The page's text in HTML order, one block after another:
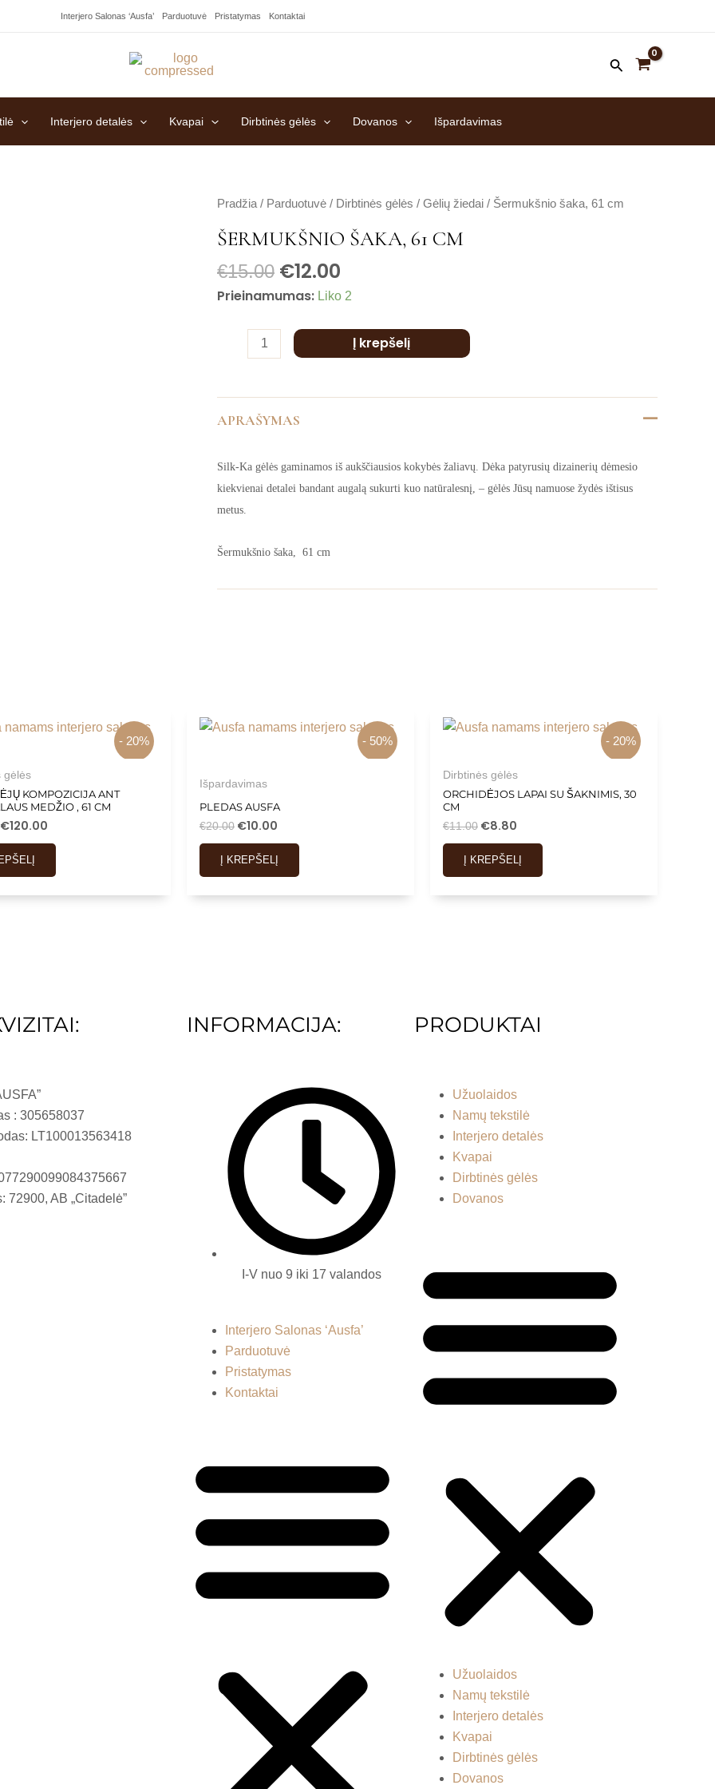
Interjero Salonas ‘Ausfa’ Parduotuvė Pristatymas Kontaktai
Interjero detalės Kvapai Dirbtinės gėlės Dovanos Išpardavimas
Pradžia / Parduotuvė / Dirbtinės gėlės / Gėlių žiedai / Šermukšnio šaka, 61 cm
ŠERMUKŠNIO ŠAKA, 61 CM
€15.00 €12.00
Prieinamumas: Liko 2
produkto
Šermukšnio
šaka,
Į krepšelį
APRAŠYMAS
Silk-Ka gėlės gaminamos iš aukščiausios kokybės žaliavų. Dėka patyrusių dizainerių dėmesio
kiekvienai detalei bandant augalą sukurti kuo natūralesnį, – gėlės Jūsų namuose žydės ištisus
metus.
Šermukšnio šaka, 61 cm
- 20%
gėlės
KOMPOZICIJA ANT
MEDŽIO , 61 CM
€120.00
- 50%
Išpardavimas
PLEDAS AUSFA
€20.00 €10.00
Į KREPŠELĮ
- 20%
Dirbtinės gėlės
ORCHIDĖJOS LAPAI SU ŠAKNIMIS, 30
CM
€11.00 €8.80
Į KREPŠELĮ
: 305658037
LT100013563418
72900, AB „Citadelė”
INFORMACIJA:
I-V nuo 9 iki 17 valandos
Interjero Salonas ‘Ausfa’
Parduotuvė
Pristatymas
Kontaktai
Menu
PRODUKTAI
Užuolaidos
Namų tekstilė
Interjero detalės
Kvapai
Dirbtinės gėlės
Dovanos
Užuolaidos
Namų tekstilė
Interjero detalės
Kvapai
Dirbtinės gėlės
Dovanos